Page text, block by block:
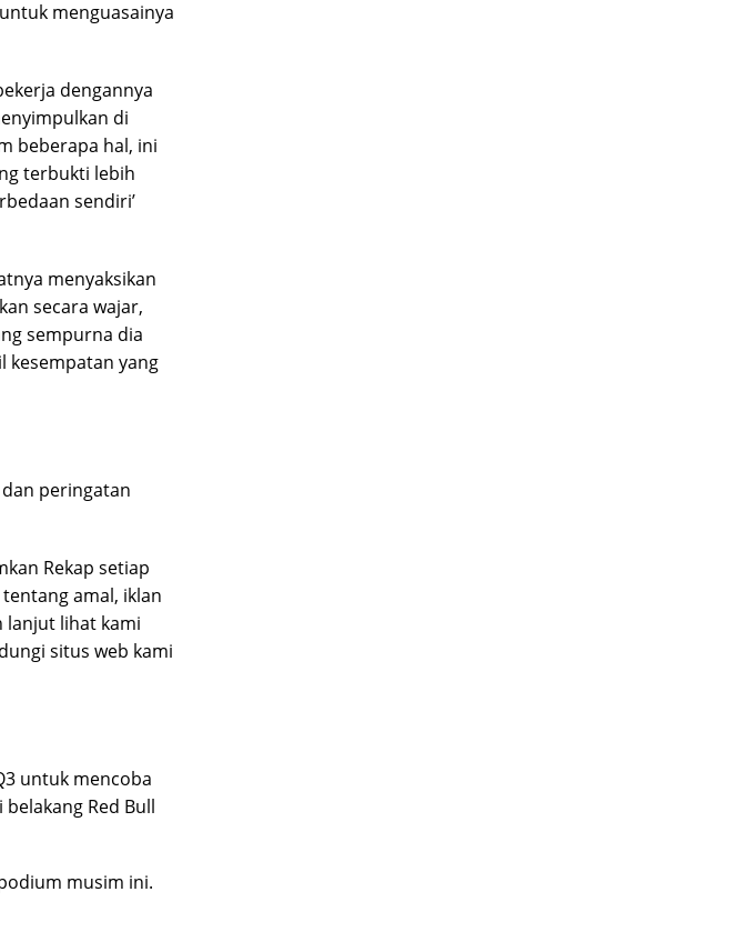
menguasainya
dengannya
di
beberapa hal, ini
terbukti lebih
sendiri’
menyaksikan
secara wajar,
sempurna dia
kesempatan yang
peringatan
Rekap setiap
amal, iklan
lanjut lihat kami
situs web kami
untuk mencoba
Red Bull
musim ini.